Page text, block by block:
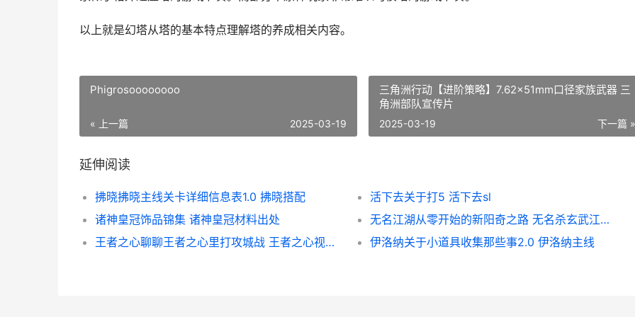
以上就是幻塔从塔的基本特点理解塔的养成相关内容。
Phigrosoooooooo
« 上一篇 2025-03-19
三角洲行动【进阶策略】7.62x51mm口径家族武器 三
角洲部队宣传片
下一篇 »
2025-03-19
延伸阅读
拂晓拂晓主线关卡详细信息表1.0 拂晓搭配
活下去关于打5 活下去sl
诸神皇冠饰品锦集 诸神皇冠材料出处
无名江湖从零开始的新阳奇之路 无名杀玄武江湖下载
王者之心聊聊王者之心里打攻城战 王者之心视频解说
伊洛纳关于小道具收集那些事2.0 伊洛纳主线